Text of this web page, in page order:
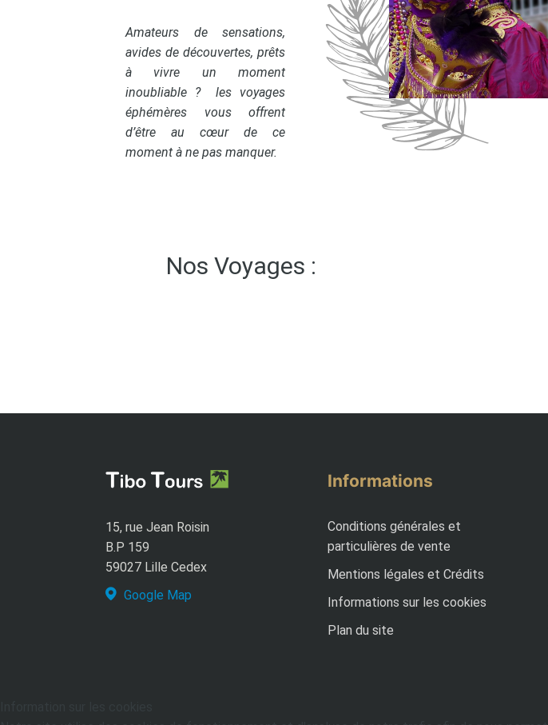
Amateurs de sensations,
avides de découvertes, prêts
à vivre un moment
inoubliable ? les voyages
éphémères vous offrent
d’être au cœur de ce
moment à ne pas manquer.
Nos Voyages :
15, rue Jean Roisin
B.P 159
59027 Lille Cedex
Google Map
Informations
Conditions générales et
particulières de vente
Mentions légales et Crédits
Informations sur les cookies
Plan du site